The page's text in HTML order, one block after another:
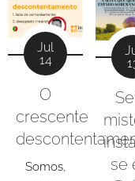
Jul
14
O
crescente
Somos,
se